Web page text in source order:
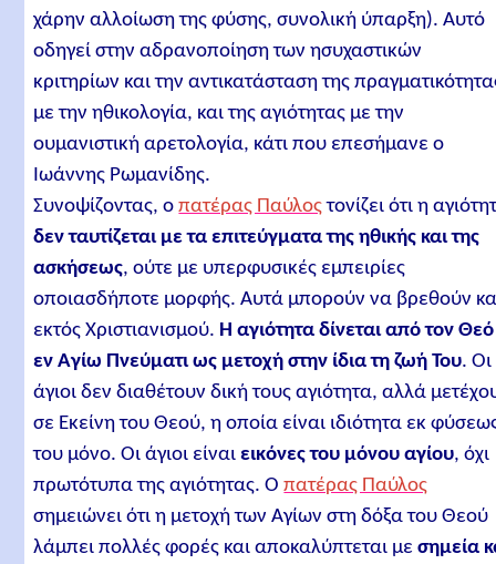
χάρην αλλοίωση της φύσης, συνολική ύπαρξη). Αυτό
οδηγεί στην αδρανοποίηση των ησυχαστικών
κριτηρίων και την αντικατάσταση της
με την ηθικολογία, και της αγιότητας με την
ουμανιστική αρετολογία, κάτι που επεσήμανε ο
Ιωάννης Ρωμανίδης.
Συνοψίζοντας, οπατέρας Παύλοςτονίζει ότι η
δεν ταυτίζεται με τα επιτεύγματα της ηθικής και της
ασκήσεως, ούτε με υπερφυσικές εμπειρίες
οποιασδήποτε μορφής. Αυτά μπορούν να βρεθούν
εκτός Χριστιανισμού. Η αγιότητα δίνεται από τον Θεό
εν Αγίω Πνεύματι ως μετοχή στην ίδια τη ζωή Του. Οι
άγιοι δεν διαθέτουν δική τους αγιότητα, αλλά
σε Εκείνη του Θεού, η οποία είναι ιδιότητα εκ
του μόνο. Οι άγιοι είναιεικόνες του μόνου αγίου, όχι
πρωτότυπα της αγιότητας. Οπατέρας Παύλος
σημειώνει ότι η μετοχή των Αγίων στη δόξα του Θεού
λάμπει πολλές φορές και αποκαλύπτεται μεσημεία